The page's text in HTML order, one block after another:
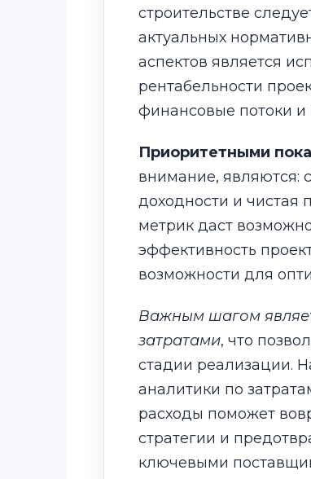
строительстве
актуальных
аспектов является
рентабельности
финансовые потоки и
Приоритетными
внимание, являются:
доходности и чистая
метрик даст
эффективность
возможности для
Важным шагом
затратами, что
стадии реализации.
аналитики по
расходы поможет
стратегии и
ключевыми